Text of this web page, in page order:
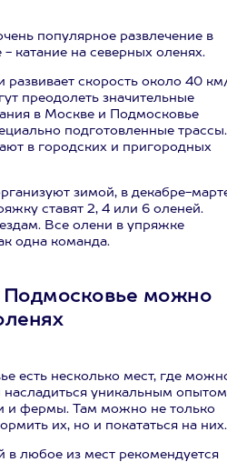
популярное развлечение в
катание на северных оленях.
скорость около 40
преодолеть значительные
в Москве и Подмосковье
подготовленные трассы.
в городских и пригородных
зимой, в декабре-
ставят 2, 4 или 6 оленей.
Все олени в упряжке
одна команда.
Подмосковье можно
есть несколько мест, где
насладиться уникальным
и фермы. Там можно не только
их, но и покататься на них.
в любое из мест рекомендуется